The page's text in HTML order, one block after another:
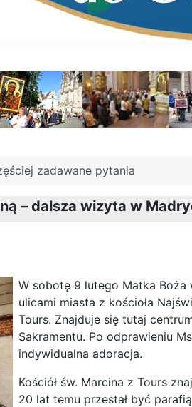
zadawane pytania
– dalsza wizyta w
W sobotę 9 lutego Matka Boża
ulicami miasta z kościoła
Tours. Znajduje się tutaj
Sakramentu. Po odprawieniu
indywidualna adoracja.
Kościół św. Marcina z Tours
20 lat temu przestał być